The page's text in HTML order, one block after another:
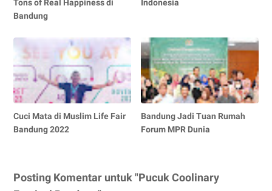
Tons of Real Happiness di
Bandung
Indonesia
Cuci Mata di Muslim Life Fair
Bandung 2022
Bandung Jadi Tuan Rumah
Forum MPR Dunia
Posting Komentar untuk "Pucuk Coolinary